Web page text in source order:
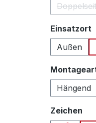
Einsatzort
Außen
Hängend
Zeichen